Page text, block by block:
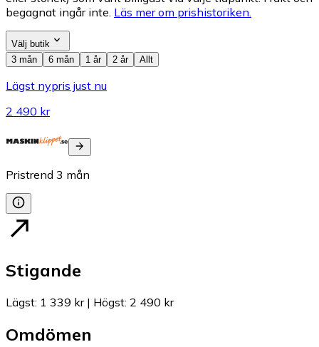
begagnat ingår inte. Läs mer om prishistoriken.
Välj butik
3 mån
6 mån 1 år 2 år Allt
Lägst nypris just nu
2 490 kr
Pristrend 3 mån
Stigande
Lägst: 1 339 kr| Högst: 2 490 kr
Omdömen